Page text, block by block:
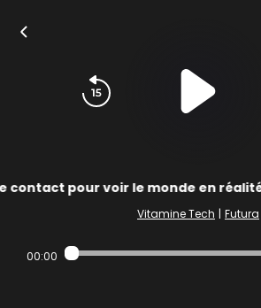
contact pour voir le monde en
Vitamine Tech | Futura
00:00